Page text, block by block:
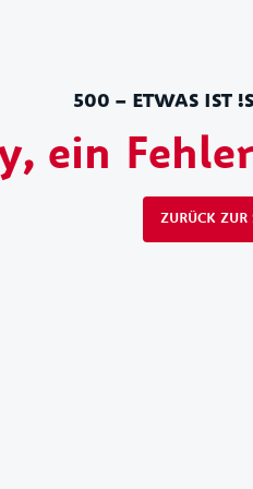
500 – ETWAS IST
ein
ZURÜCK ZUR